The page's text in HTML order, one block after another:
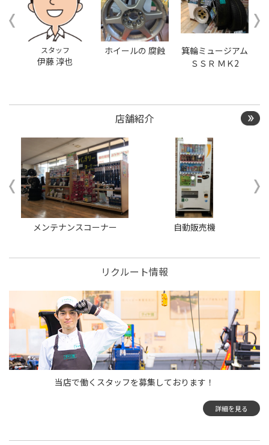
スタッフ
伊藤 淳也
ホイールの 腐蝕
箕輪ミュージアム
ＳＳＲ ＭＫ2
店舗紹介
メンテナンスコーナー 自動販売機
リクルート情報
当店で働くスタッフを募集しております！
詳細を見る